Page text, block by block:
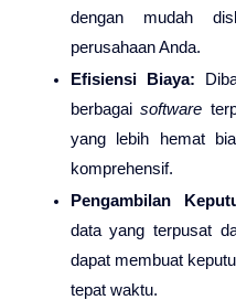
dengan mudah
perusahaan Anda.
Efisiensi Biaya:
berbagaisoftware
yang lebih hemat
komprehensif.
Pengambilan
data yang terpusat
dapat membuat
tepat waktu.